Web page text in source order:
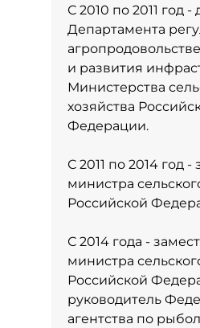
С 2010 по 2011 год -
Департамента
и развития
Министерства
хозяйства
Федерации.
С 2011 по 2014 год -
министра
Российской
С 2014 года -
министра
Российской
руководитель
агентства по